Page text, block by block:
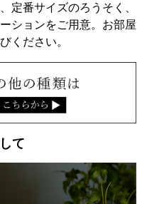
定番サイズのろうそく、
ションをご用意。お部屋
ください。
て